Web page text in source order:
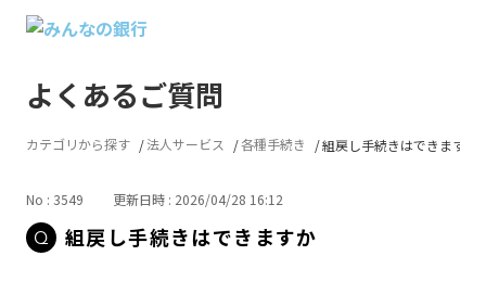
よくあるご質問
カテゴリから探す 法人サービス 各種手続き 組戻し手続きはできますか
No : 3549 更新日時 : 2026/04/28 16:12
組戻し手続きはできますか